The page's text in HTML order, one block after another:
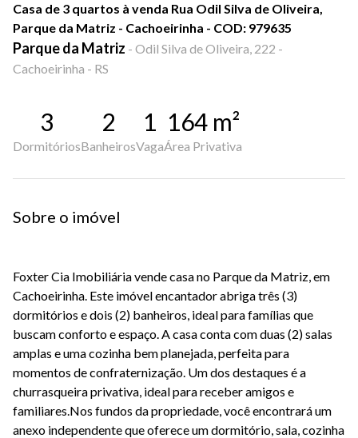
Casa de 3 quartos à venda Rua Odil Silva de Oliveira,
Parque da Matriz - Cachoeirinha - COD: 979635
Parque da Matriz - Odil Silva de Oliveira, 222 -
Cachoeirinha - RS
3
Dormitórios
2
Banheiros
1
Vaga
164 m²
Área Privativa
Sobre o imóvel
Foxter Cia Imobiliária vende casa no Parque da Matriz, em
Cachoeirinha. Este imóvel encantador abriga três (3)
dormitórios e dois (2) banheiros, ideal para famílias que
buscam conforto e espaço. A casa conta com duas (2) salas
amplas e uma cozinha bem planejada, perfeita para
momentos de confraternização. Um dos destaques é a
churrasqueira privativa, ideal para receber amigos e
familiares.Nos fundos da propriedade, você encontrará um
anexo independente que oferece um dormitório, sala, cozinha